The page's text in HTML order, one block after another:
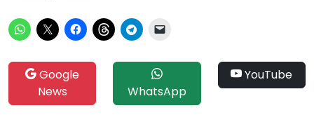
Google
News
WhatsApp
YouTube